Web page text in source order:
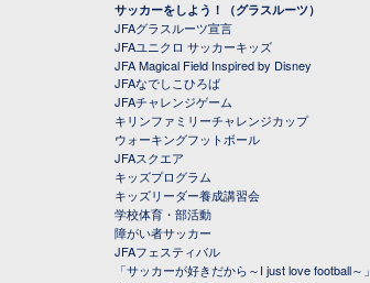
サッカーをしよう！（グラスルーツ）
JFAグラスルーツ宣言
JFAユニクロ サッカーキッズ
JFA Magical Field Inspired by Disney
JFAなでしこひろば
JFAチャレンジゲーム
キリンファミリーチャレンジカップ
ウォーキングフットボール
JFAスクエア
キッズプログラム
キッズリーダー養成講習会
学校体育・部活動
障がい者サッカー
JFAフェスティバル
「サッカーが好きだから～I just love football～」